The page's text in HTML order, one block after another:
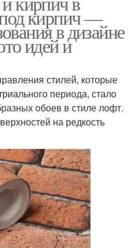
кирпич —
в дизайне
идей и
стилей, которые
периода, стало
обоев в стиле лофт.
на редкость